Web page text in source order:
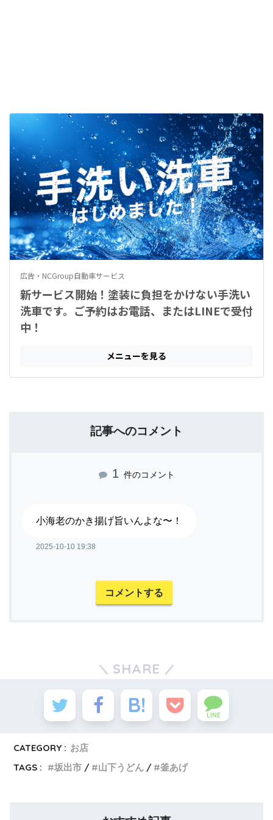
記事へのコメント
1 件のコメント
小海老のかき揚げ旨いんよな〜！
2025-10-10 19:38
コメントする
SHARE
LINE
CATEGORY : お店
TAGS :
坂出市 山下うどん 釜あげ